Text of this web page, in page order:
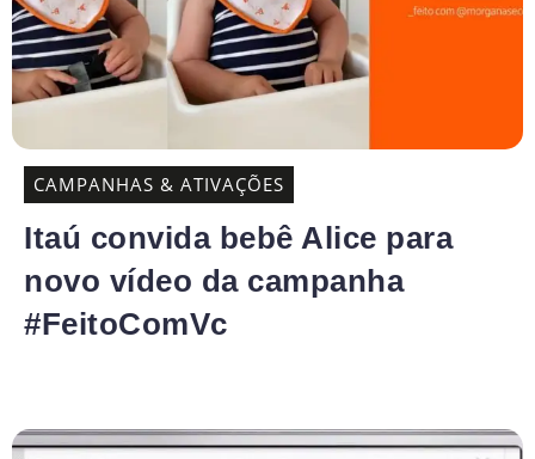
CAMPANHAS & ATIVAÇÕES
Itaú convida bebê Alice para
novo vídeo da campanha
#FeitoComVc